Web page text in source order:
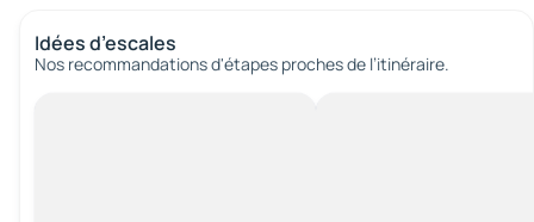
Idées d’escales
Nos recommandations d'étapes proches de l’itinéraire.